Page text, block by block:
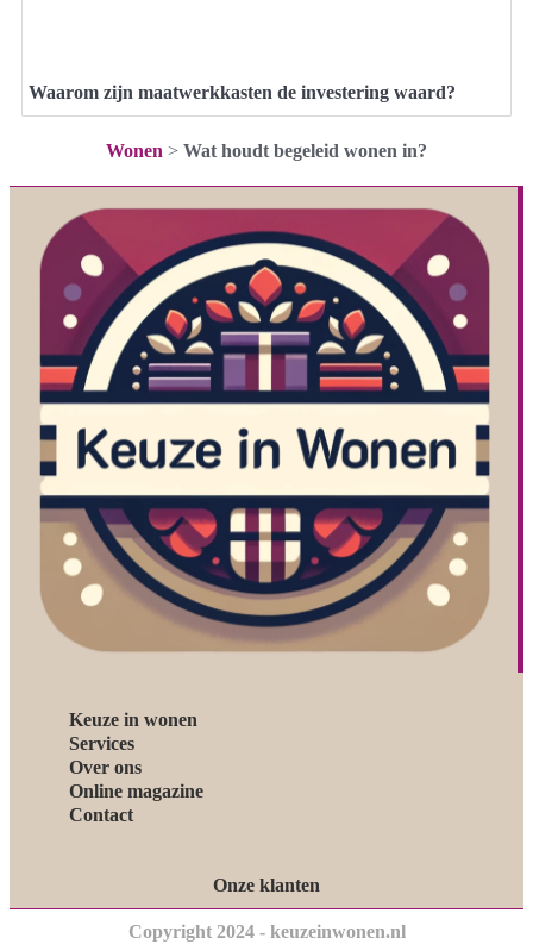
Waarom zijn maatwerkkasten de investering waard?
Wonen > Wat houdt begeleid wonen in?
Keuze in wonen
Services
Over ons
Online magazine
Contact
Onze klanten
Copyright 2024 - keuzeinwonen.nl